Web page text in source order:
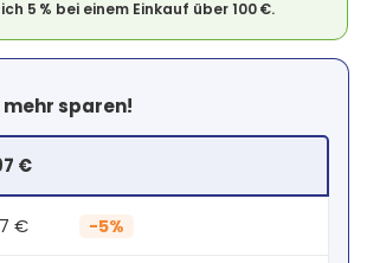
5 % bei einem Einkauf über 100 €.
sparen!
€
€ -5%